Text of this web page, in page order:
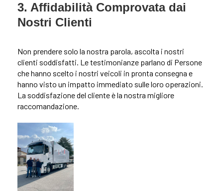
3. Affidabilità Comprovata dai
Nostri Clienti
Non prendere solo la nostra parola, ascolta i nostri
clienti soddisfatti. Le testimonianze parlano di Persone
che hanno scelto i nostri veicoli in pronta consegna e
hanno visto un impatto immediato sulle loro operazioni.
La soddisfazione del cliente è la nostra migliore
raccomandazione.